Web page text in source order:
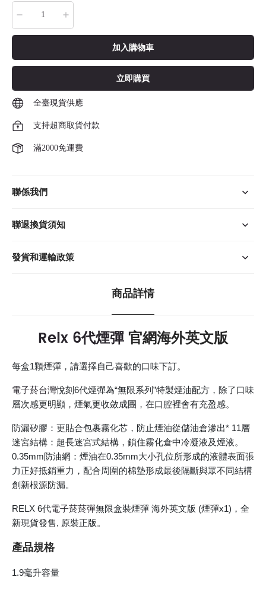
加入購物車
立即購買
全臺現貨供應
支持超商取貨付款
滿2000免運費
聯係我們
聯退換貨須知
發貨和運輸政策
商品詳情
Relx 6代煙彈官網海外英文版
每盒1顆煙彈，請選擇自己喜歡的口味下訂。
電子菸台灣悅刻6代煙彈為“無限系列”特製煙油配方，除了口味
層次感更明顯，煙氣更收斂成團，在口腔裡會有充盈感。
防漏矽膠：更貼合包裹霧化芯，防止煙油從儲油倉滲出* 11層
迷宮結構：超長迷宮式結構，鎖住霧化倉中冷凝液及煙液。
0.35mm防油網：煙油在0.35mm大小孔位所形成的液體表面張
力正好抵銷重力，配合周圍的棉墊形成最後隔斷與眾不同結構
創新根源防漏。
RELX 6代電子菸菸彈無限盒裝煙彈 海外英文版 (煙彈x1)，全
新現貨發售, 原裝正版。
產品規格
1.9毫升容量